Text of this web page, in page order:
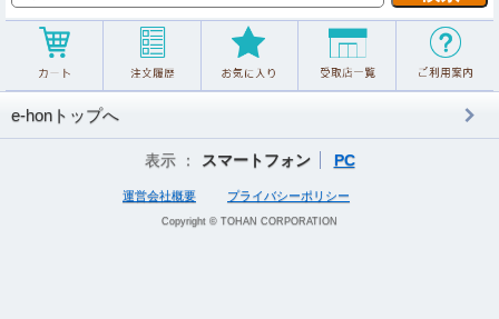
e-honトップへ
表示 ： スマートフォン PC
運営会社概要 プライバシーポリシー
Copyright © TOHAN CORPORATION